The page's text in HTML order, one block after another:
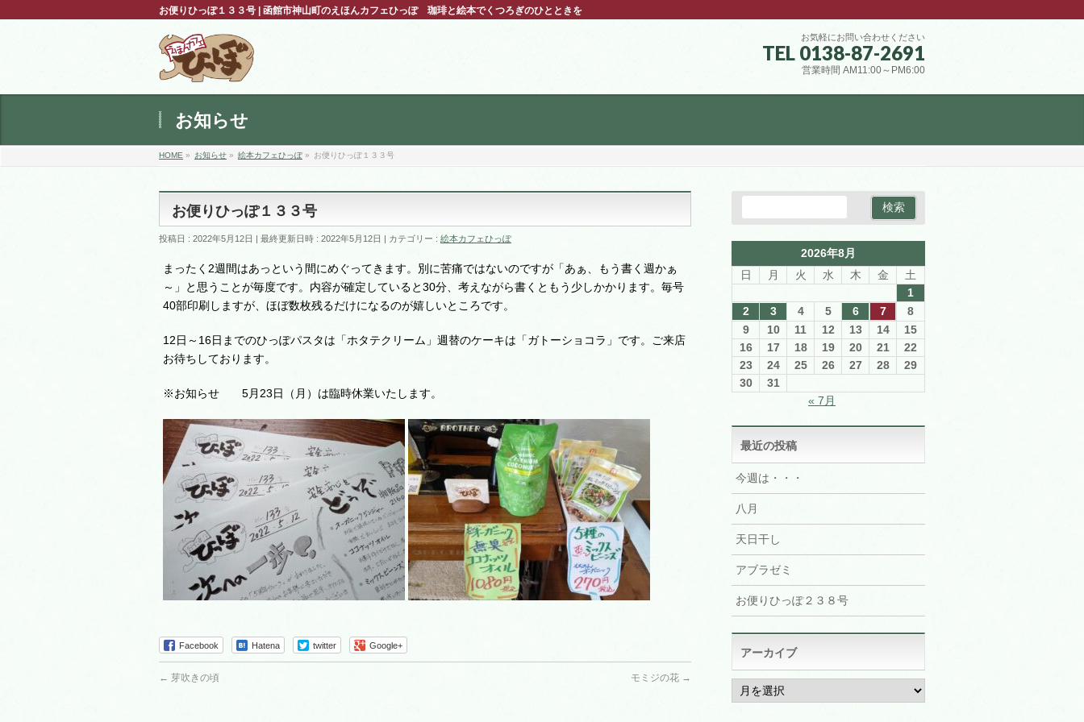
お便りひっぽ１３３号 | 函館市神山町のえほんカフェひっぽ 珈琲と絵本でくつろぎのひとときを
お気軽にお問い合わせください
TEL 0138-87-2691
営業時間 AM11:00～PM6:00
お知らせ
HOME » お知らせ » 絵本カフェひっぽ» お便りひっぽ１３３号
お便りひっぽ１３３号
投稿日 : 2022年5月12日 最終更新日時 : 2022年5月12日 カテゴリー : 絵本カフェひっぽ
まったく2週間はあっという間にめぐってきます。別に苦痛ではないのですが「あぁ、もう書く週かぁ
～」と思うことが毎度です。内容が確定していると30分、考えながら書くともう少しかかります。毎号
40部印刷しますが、ほぼ数枚残るだけになるのが嬉しいところです。
12日～16日までのひっぽパスタは「ホタテクリーム」週替のケーキは「ガトーショコラ」です。ご来店
お待ちしております。
※お知らせ 5月23日（月）は臨時休業いたします。
Facebook Hatena twitter Google+
← 芽吹きの頃 モミジの花 →
2026年8月
日
月 火 水 木 金
土
1
2
3 4 5 6 7
8
9
10 11 12 13 14
15
16
17 18 19 20 21
22
23
24 25 26 27 28
29
30
31
« 7月
最近の投稿
今週は・・・
八月
天日干し
アブラゼミ
お便りひっぽ２３８号
アーカイブ
ア
ー